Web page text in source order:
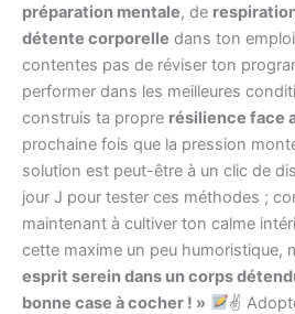
préparation mentale, de
détente corporelle dans ton
contentes pas de réviser ton
performer dans les meilleures
construis ta propre résilience face
prochaine fois que la pression
solution est peut-être à un clic de
jour J pour tester ces méthodes ;
maintenant à cultiver ton calme
cette maxime un peu humoristique,
esprit serein dans un corps
bonne case à cocher ! »
✌